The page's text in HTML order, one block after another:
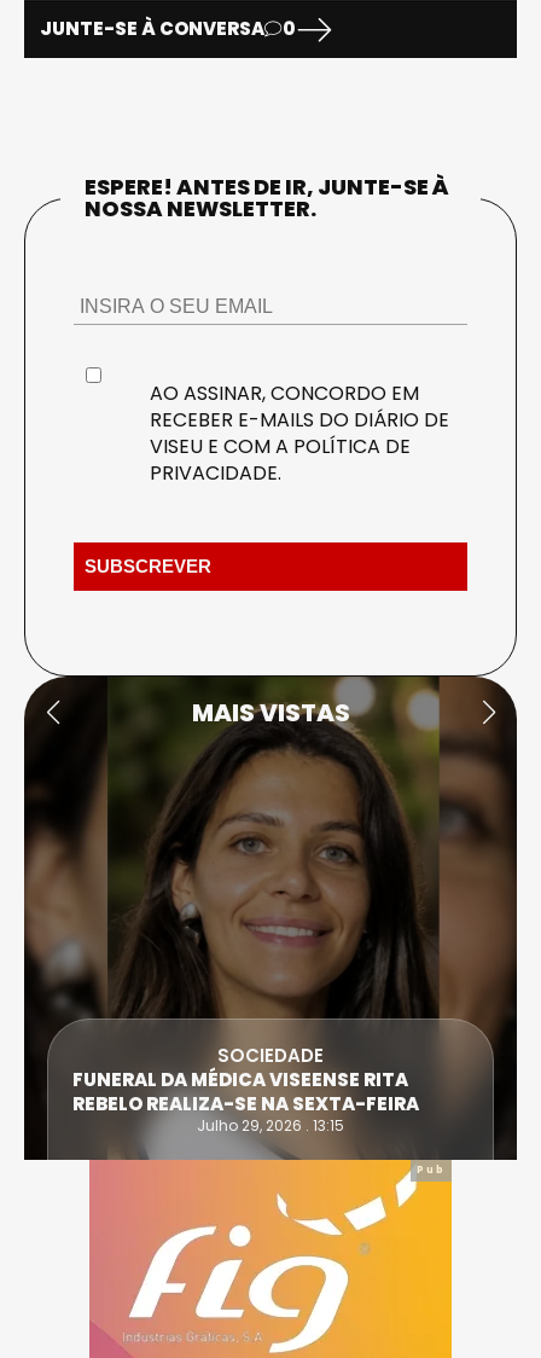
JUNTE-SE À CONVERSA 0
ESPERE! ANTES DE IR, JUNTE-SE À
NOSSA NEWSLETTER.
AO ASSINAR, CONCORDO EM
RECEBER E-MAILS DO DIÁRIO DE
VISEU E COM A POLÍTICA DE
PRIVACIDADE.
MAIS VISTAS
SOCIEDADE
FUNERAL DA MÉDICA VISEENSE RITA
REBELO REALIZA-SE NA SEXTA-FEIRA
Julho 29, 2026 . 13:15
Pub